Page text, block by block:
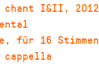
chant I&II, 2012
, für 16 Stimmen
cappella